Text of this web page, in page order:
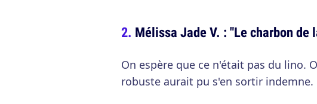
Mélissa Jade V. : "Le charbon
On espère que ce n'était pas du lino.
robuste aurait pu s'en sortir indemne.